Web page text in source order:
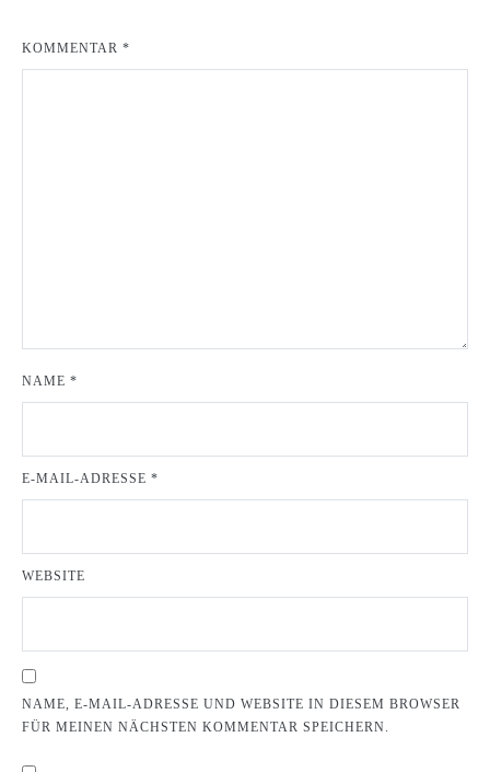
KOMMENTAR *
NAME *
E-MAIL-ADRESSE *
WEBSITE
NAME, E-MAIL-ADRESSE UND WEBSITE IN DIESEM BROWSER
FÜR MEINEN NÄCHSTEN KOMMENTAR SPEICHERN.